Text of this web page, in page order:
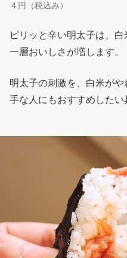
４円（税込み）
ピリッと辛い明太子は、
一層おいしさが増します。
明太子の刺激を、白米が
手な人にもおすすめしたい